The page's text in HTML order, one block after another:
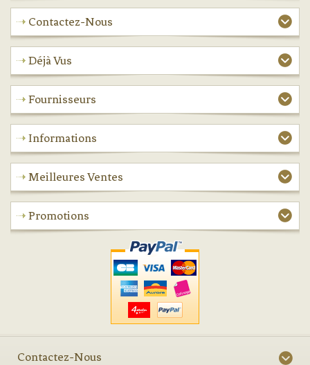
Contactez-Nous
Déjà Vus
Fournisseurs
Informations
Meilleures Ventes
Promotions
Contactez-Nous